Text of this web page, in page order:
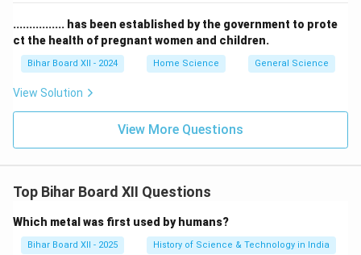
................ has been established by the government to prote
ct the health of pregnant women and children.
Bihar Board XII - 2024 Home Science General Science
View Solution
View More Questions
Top Bihar Board XII Questions
Which metal was first used by humans?
Bihar Board XII - 2025 History of Science & Technology in India